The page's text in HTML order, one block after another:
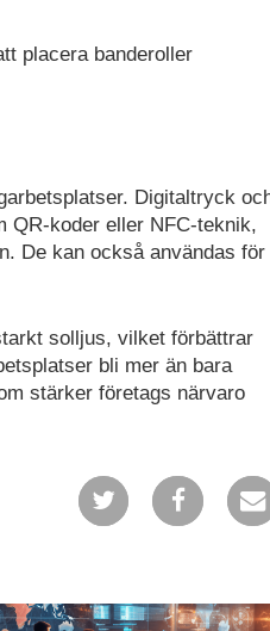
placera banderoller
Digitaltryck
QR-koder eller NFC-teknik,
De kan också användas för
solljus, vilket förbättrar
bli mer än bara
stärker företags närvaro